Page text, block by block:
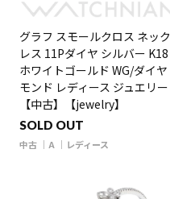
グラフ スモールクロス ネック
レス 11Pダイヤ シルバー K18
ホワイトゴールド WG/ダイヤ
モンド レディース ジュエリー
【中古】【jewelry】
SOLD OUT
中古 A レディース